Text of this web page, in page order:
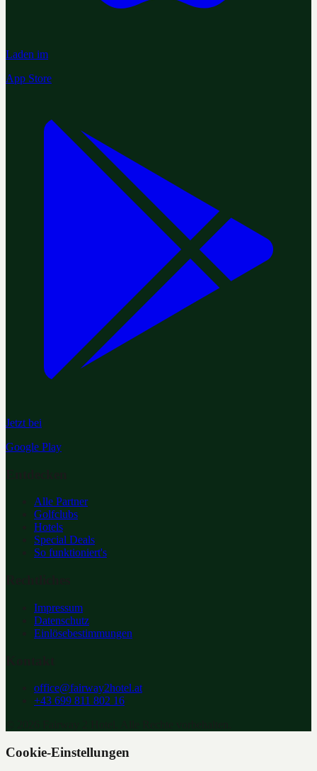
Laden im
App Store
Jetzt bei
Google Play
Alle Partner
Golfclubs
Hotels
Special Deals
So funktioniert's
Impressum
Datenschutz
Einlösebestimmungen
office@fairway2hotel.at
+43 699 811 802 16
Cookie-Einstellungen